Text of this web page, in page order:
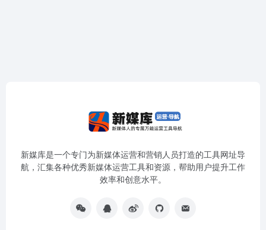
新媒库是一个专门为新媒体运营和营销人员打造的工具网址导
航，汇集各种优秀新媒体运营工具和资源，帮助用户提升工作
效率和创意水平。